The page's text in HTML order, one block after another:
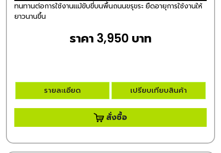
ทนทานต่อการใช้งานแม้ขับขี่บนพื้นถนนขรุขระ ยืดอายุการใช้งานให้
ยาวนานขึ้น
ราคา 3,950 บาท
รายละเอียด เปรียบเทียบสินค้า
สั่งซื้อ